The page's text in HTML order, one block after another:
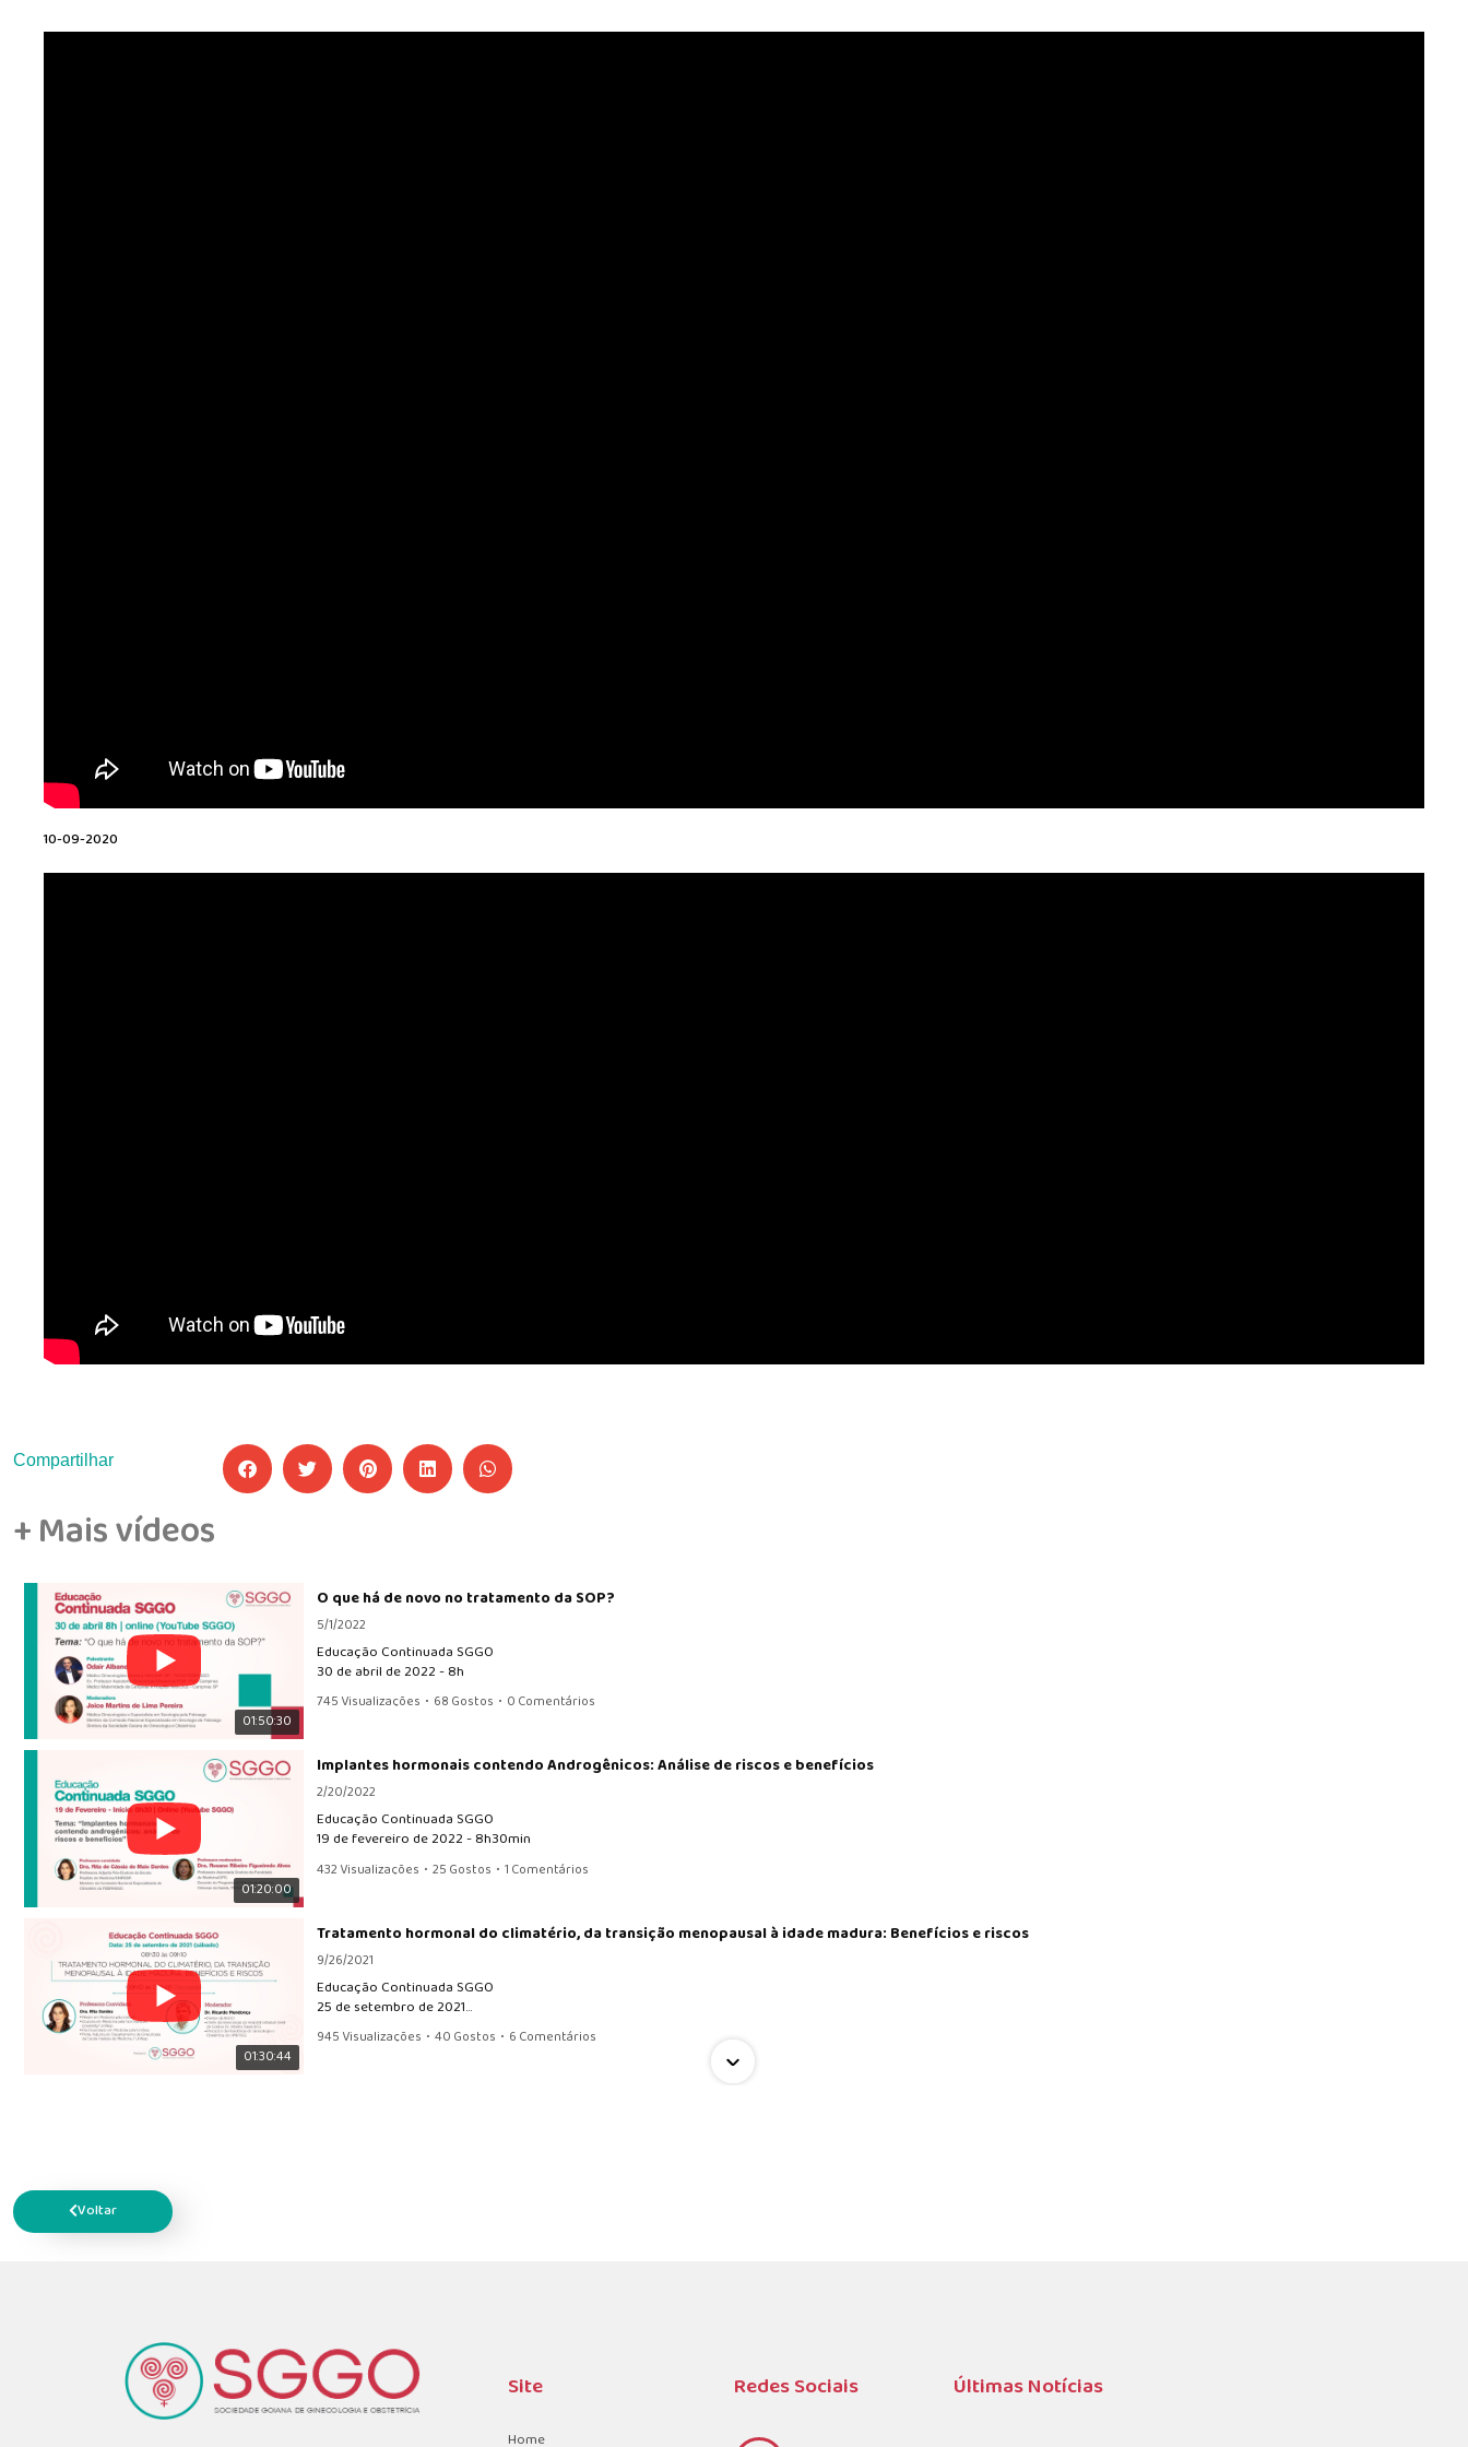
10-09-2020
Compartilhar
+ Mais vídeos
01:50:30
O que há de novo no tratamento da SOP?
5/1/2022
Educação Continuada SGGO
30 de abril de 2022 - 8h
745 Visualizações • 68 Gostos • 0 Comentários
01:20:00
Implantes hormonais contendo Androgênicos: Análise de riscos e benefícios
2/20/2022
Educação Continuada SGGO
19 de fevereiro de 2022 - 8h30min
432 Visualizações • 25 Gostos • 1 Comentários
01:30:44
Tratamento hormonal do climatério, da transição menopausal à idade madura: Benefícios e riscos
9/26/2021
Educação Continuada SGGO
25 de setembro de 2021
08h30min - 10h
945 Visualizações • 40 Gostos • 6 Comentários
01:13:52
363 Visualizações 0 Comentários
Voltar
Site
Home
Redes Sociais Últimas Notícias